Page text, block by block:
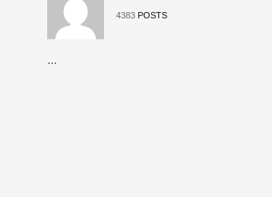
4383 POSTS
...